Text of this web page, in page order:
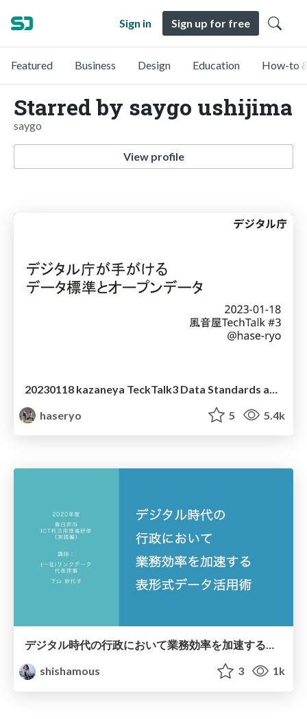
Sign in Sign up for free
Featured Business Design Education How-to
Starred by saygo ushijima
saygo
View profile
haseryo
5 5.4k
デジタル時代の行政において業務効率を加速する表形式データ活用術
shishamous
3 1k